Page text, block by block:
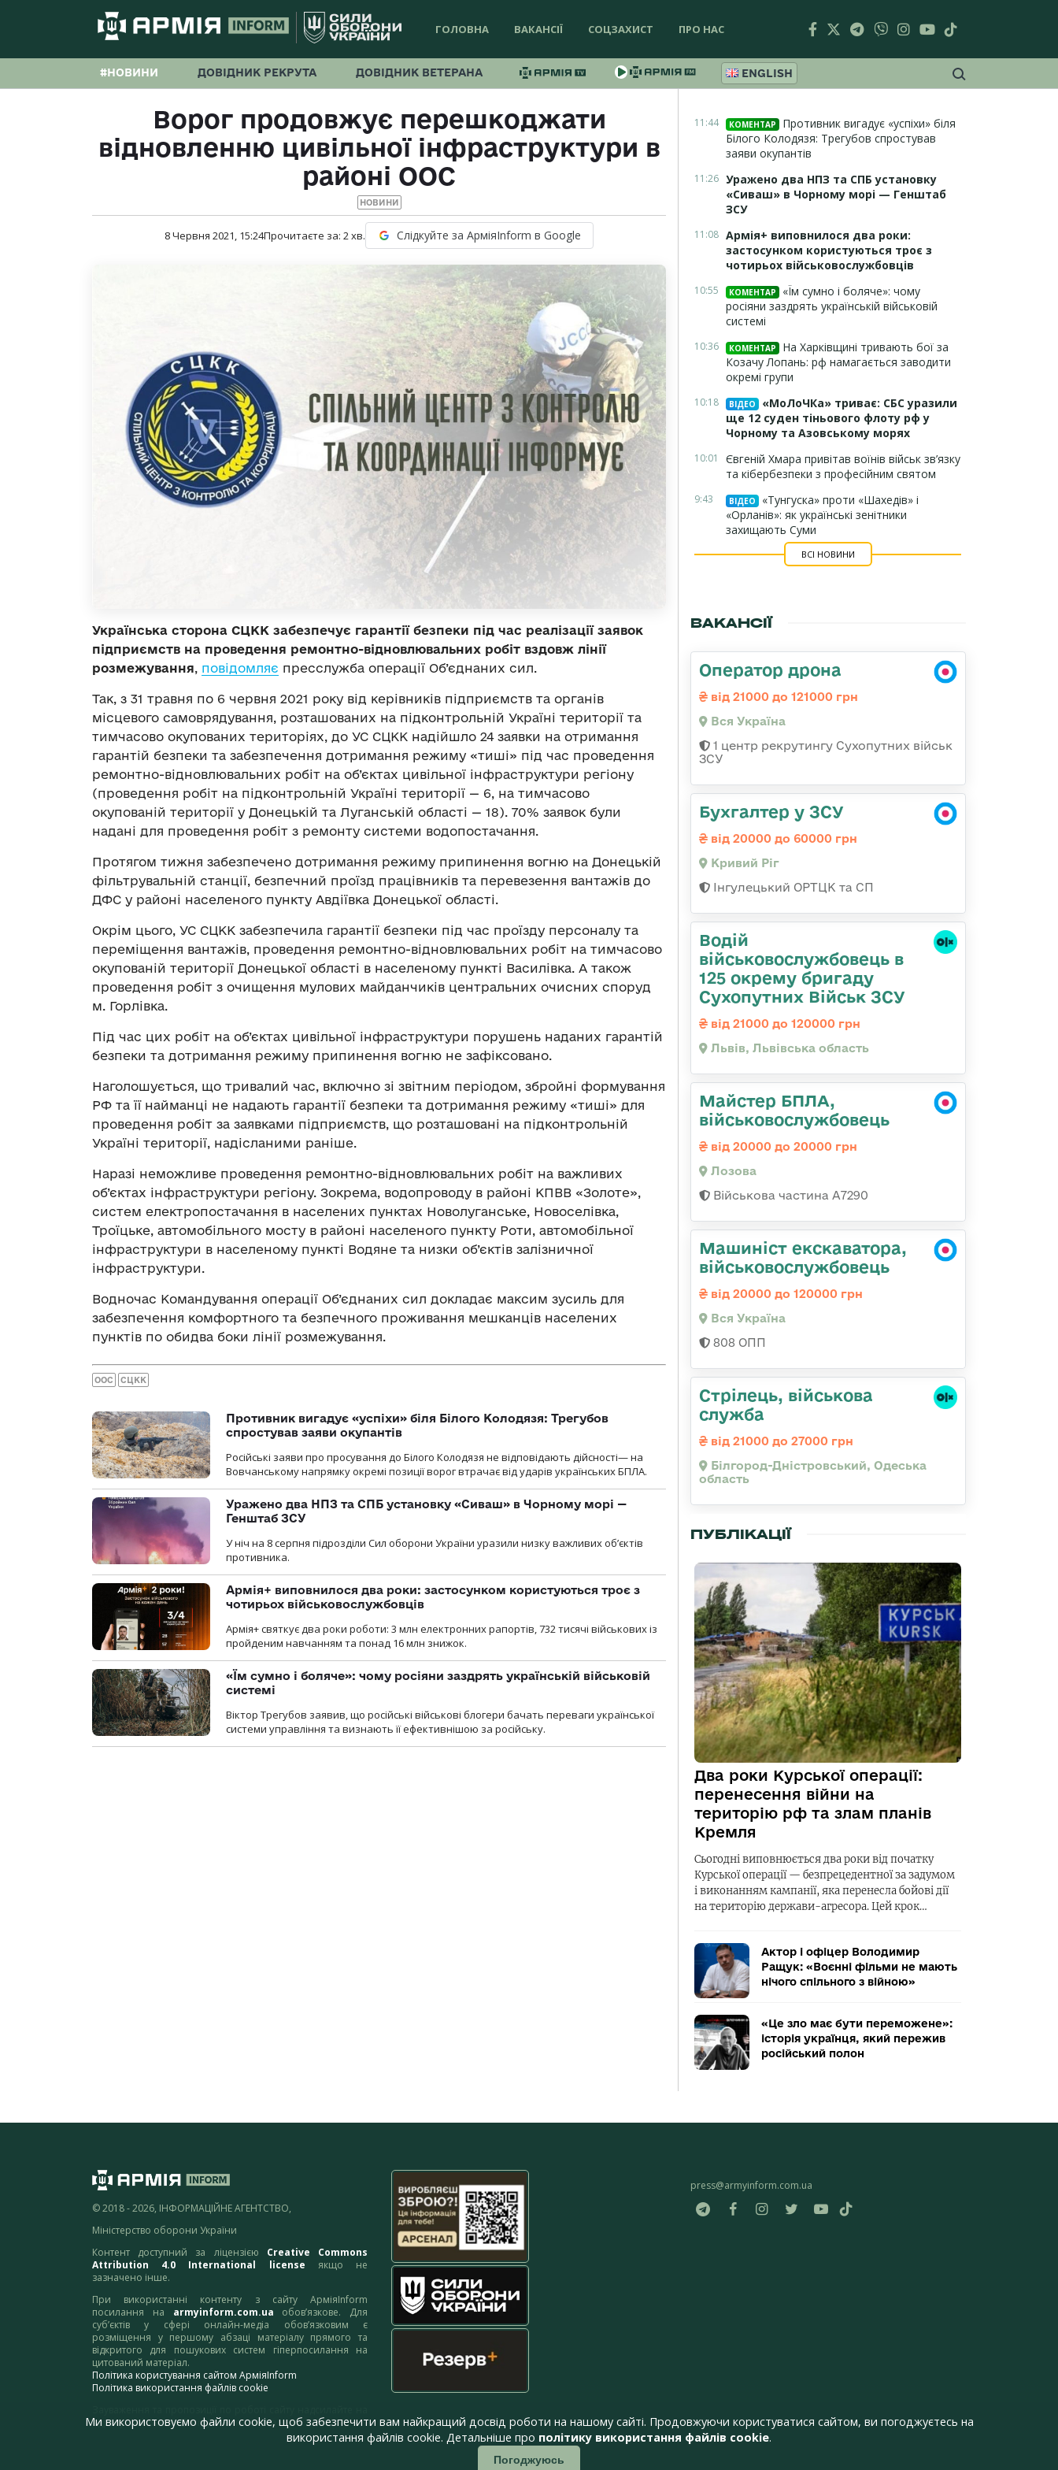
ГОЛОВНА ВАКАНСІЇ СОЦЗАХИСТ ПРО НАС
#НОВИНИ ДОВІДНИК РЕКРУТА ДОВІДНИК ВЕТЕРАНА ENGLISH
Ворог продовжує перешкоджати
відновленню цивільної інфраструктури в
районі ООС
НОВИНИ
8 Червня 2021, 15:24Прочитаєте за: 2хв. Слідкуйте за АрміяInform в Google
Українська сторона СЦКК забезпечує гарантії безпеки під час реалізації заявок
підприємств на проведення ремонтно-відновлювальних робіт вздовж лінії
розмежування, повідомляє пресслужба операції Об’єднаних сил.
Так, з 31 травня по 6 червня 2021 року від керівників підприємств та органів
місцевого самоврядування, розташованих на підконтрольній Україні території та
тимчасово окупованих територіях, до УС СЦКК надійшло 24 заявки на отримання
гарантій безпеки та забезпечення дотримання режиму «тиші» під час проведення
ремонтно-відновлювальних робіт на об’єктах цивільної інфраструктури регіону
(проведення робіт на підконтрольній Україні території — 6, на тимчасово
окупованій території у Донецькій та Луганській області — 18). 70% заявок були
надані для проведення робіт з ремонту системи водопостачання.
Протягом тижня забезпечено дотримання режиму припинення вогню на Донецькій
фільтрувальній станції, безпечний проїзд працівників та перевезення вантажів до
ДФС у районі населеного пункту Авдіївка Донецької області.
Окрім цього, УС СЦКК забезпечила гарантії безпеки під час проїзду персоналу та
переміщення вантажів, проведення ремонтно-відновлювальних робіт на тимчасово
окупованій території Донецької області в населеному пункті Василівка. А також
проведення робіт з очищення мулових майданчиків центральних очисних споруд
м. Горлівка.
Під час цих робіт на об’єктах цивільної інфраструктури порушень наданих гарантій
безпеки та дотримання режиму припинення вогню не зафіксовано.
Наголошується, що тривалий час, включно зі звітним періодом, збройні формування
РФ та її найманці не надають гарантії безпеки та дотримання режиму «тиші» для
проведення робіт за заявками підприємств, що розташовані на підконтрольній
Україні території, надісланими раніше.
Наразі неможливе проведення ремонтно-відновлювальних робіт на важливих
об’єктах інфраструктури регіону. Зокрема, водопроводу в районі КПВВ «Золоте»,
систем електропостачання в населених пунктах Новолуганське, Новоселівка,
Троїцьке, автомобільного мосту в районі населеного пункту Роти, автомобільної
інфраструктури в населеному пункті Водяне та низки об’єктів залізничної
інфраструктури.
Водночас Командування операції Об’єднаних сил докладає максим зусиль для
забезпечення комфортного та безпечного проживання мешканців населених
пунктів по обидва боки лінії розмежування.
ООС СЦКК
Противник вигадує «успіхи» біля Білого Колодязя: Трегубов
спростував заяви окупантів
Російські заяви про просування до Білого Колодязя не відповідають дійсності— на
Вовчанському напрямку окремі позиції ворог втрачає від ударів українських БПЛА.
Уражено два НПЗ та СПБ установку «Сиваш» в Чорному морі —
Генштаб ЗСУ
У ніч на 8 серпня підрозділи Сил оборони України уразили низку важливих об’єктів
противника.
Армія+ виповнилося два роки: застосунком користуються троє з
чотирьох військовослужбовців
Армія+ святкує два роки роботи: 3 млн електронних рапортів, 732 тисячі військових із
пройденим навчанням та понад 16 млн знижок.
«Їм сумно і боляче»: чому росіяни заздрять українській військовій
системі
Віктор Трегубов заявив, що російські військові блогери бачать переваги української
системи управління та визнають її ефективнішою за російську.
11:44 КОМЕНТАР
Противник вигадує «успіхи» біля
Білого Колодязя: Трегубов спростував
заяви окупантів
11:26 Уражено два НПЗ та СПБ установку
«Сиваш» в Чорному морі — Генштаб
ЗСУ
11:08 Армія+ виповнилося два роки:
застосунком користуються троє з
чотирьох військовослужбовців
10:55 КОМЕНТАР
«Їм сумно і боляче»: чому
росіяни заздрять українській військовій
системі
10:36 КОМЕНТАР
На Харківщині тривають бої за
Козачу Лопань: рф намагається заводити
окремі групи
10:18 ВІДЕО
«МоЛоЧКа» триває: СБС уразили
ще 12 суден тіньового флоту рф у
Чорному та Азовському морях
10:01
Євгеній Хмара привітав воїнів військ зв’язку
та кібербезпеки з професійним святом
9:43 ВІДЕО
«Тунгуска» проти «Шахедів» і
«Орланів»: як українські зенітники
захищають Суми
ВСІ НОВИНИ
ВАКАНСІЇ
Оператор дрона
від 21000 до 121000 грн
Вся Україна
1 центр рекрутингу Сухопутних військ
ЗСУ
Бухгалтер у ЗСУ
від 20000 до 60000 грн
Кривий Ріг
Інгулецький ОРТЦК та СП
Водій
військовослужбовець в
125 окрему бригаду
Сухопутних Військ ЗСУ
від 21000 до 120000 грн
Львів, Львівська область
Майстер БПЛА,
військовослужбовець
від 20000 до 20000 грн
Лозова
Військова частина А7290
Машиніст екскаватора,
військовослужбовець
від 20000 до 120000 грн
Вся Україна
808 ОПП
Стрілець, військова
служба
від 21000 до 27000 грн
Білгород-Дністровський, Одеська
область
ПУБЛІКАЦІЇ
Два роки Курської операції:
перенесення війни на
територію рф та злам планів
Кремля
Сьогодні виповнюється два роки від початку
Курської операції — безпрецедентної за задумом
і виконанням кампанії, яка перенесла бойові дії
на територію держави-агресора. Цей крок…
Актор і офіцер Володимир
Ращук: «Воєнні фільми не мають
нічого спільного з війною»
«Це зло має бути переможене»:
історія українця, який пережив
російський полон
© 2018 - 2026, ІНФОРМАЦІЙНЕ АГЕНТСТВО,
Міністерство оборони України
Контент доступний за ліцензією Creative Commons
Attribution 4.0 International license якщо не
зазначено інше.
При використанні контенту з сайту АрміяInform
посилання на armyinform.com.ua обов’язкове. Для
суб’єктів у сфері онлайн-медіа обов’язковим є
розміщення у першому абзаці матеріалу прямого та
відкритого для пошукових систем гіперпосилання на
цитований матеріал.
Політика користування сайтом АрміяInform
Політика використання файлів cookie
адресу:webmaster@armyinform.com.ua
press@armyinform.com.ua
Ми використовуємо файли cookie, щоб забезпечити вам найкращий досвід роботи на нашому сайті. Продовжуючи користуватися сайтом, ви погоджуєтесь на
використання файлів cookie. Детальніше про політику використання файлів cookie.
Погоджуюсь